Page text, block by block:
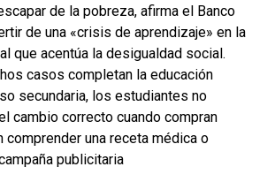
de la pobreza, afirma el Banco
de una «crisis de aprendizaje» en la
que acentúa la desigualdad social.
casos completan la educación
secundaria, los estudiantes no
cambio correcto cuando compran
comprender una receta médica o
publicitaria